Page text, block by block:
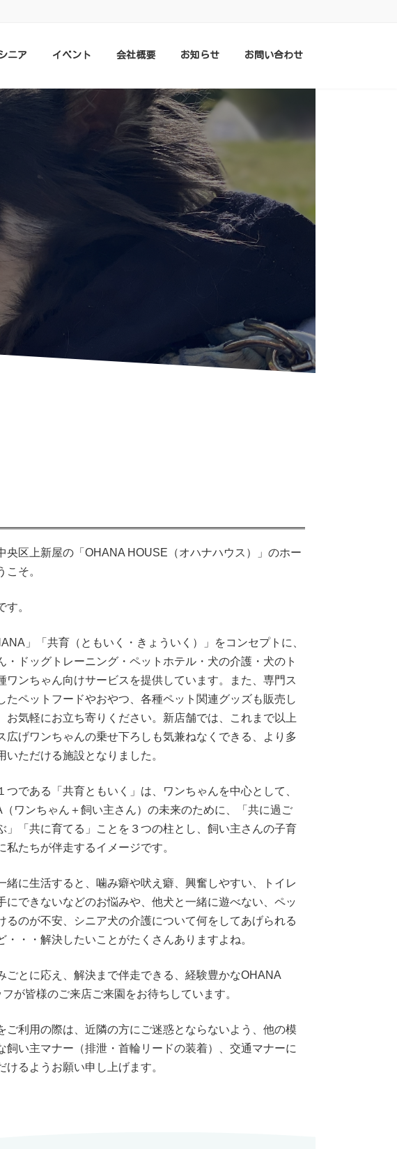
シニア イベント 会社概要 お知らせ お問い合わせ
央区上新屋の「OHANA HOUSE（オハナハウス）」のホー
こそ。
す。
」「共育（ともいく・きょういく）」をコンセプトに、
・ドッグトレーニング・ペットホテル・犬の介護・犬のト
ワンちゃん向けサービスを提供しています。また、専門ス
たペットフードやおやつ、各種ペット関連グッズも販売し
お気軽にお立ち寄りください。新店舗では、これまで以上
広げワンちゃんの乗せ下ろしも気兼ねなくできる、より多
いただける施設となりました。
つである「共育ともいく」は、ワンちゃんを中心として、
ワンちゃん＋飼い主さん）の未来のために、「共に過ご
」「共に育てる」ことを３つの柱とし、飼い主さんの子育
私たちが伴走するイメージです。
緒に生活すると、噛み癖や吠え癖、興奮しやすい、トイレ
にできないなどのお悩みや、他犬と一緒に遊べない、ペッ
るのが不安、シニア犬の介護について何をしてあげられる
・・・解決したいことがたくさんありますよね。
ごとに応え、解決まで伴走できる、経験豊かなOHANA
が皆様のご来店ご来園をお待ちしています。
ご利用の際は、近隣の方にご迷惑とならないよう、他の模
飼い主マナー（排泄・首輪リードの装着）、交通マナーに
けるようお願い申し上げます。